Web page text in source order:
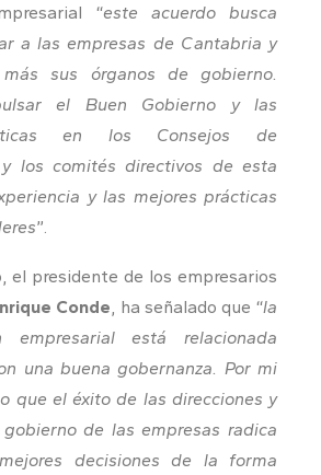
“este acuerdo busca
a las empresas de Cantabria y
más sus órganos de gobierno.
el Buen Gobierno y las
en los Consejos de
y los comités directivos de esta
y las mejores prácticas
”.
el presidente de los empresarios
Conde , ha señalado que “la
empresarial está relacionada
una buena gobernanza. Por mi
que el éxito de las direcciones y
de las empresas radica
decisiones de la forma